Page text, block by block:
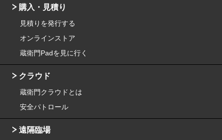
購入・見積り
見積りを発行する
オンラインストア
蔵衛門Padを見に行く
クラウド
蔵衛門クラウドとは
安全パトロール
遠隔臨場